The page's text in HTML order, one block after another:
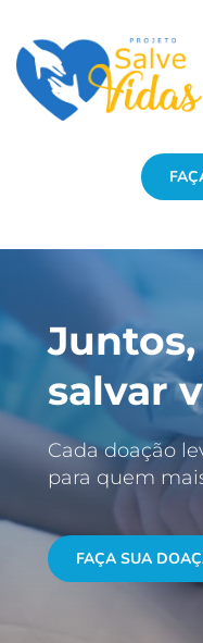
salvar
Cada doação
para quem
FAÇA SUA